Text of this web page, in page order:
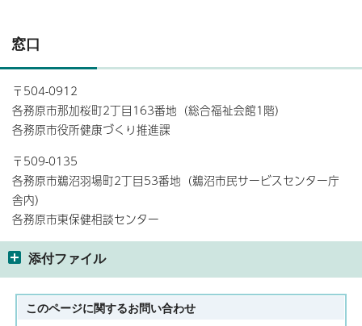
窓口
〒504-0912
各務原市那加桜町2丁目163番地（総合福祉会館1階）
各務原市役所健康づくり推進課
〒509-0135
各務原市鵜沼羽場町2丁目53番地（鵜沼市民サービスセンター庁
舎内）
各務原市東保健相談センター
添付ファイル
このページに関するお問い合わせ